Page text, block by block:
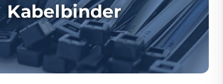
Kabelbinder